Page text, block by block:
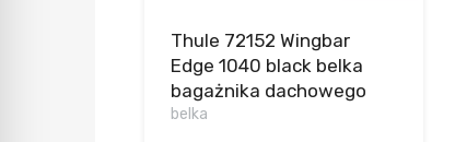
Thule 72152 Wingbar
Edge 1040 black belka
bagażnika dachowego
belka